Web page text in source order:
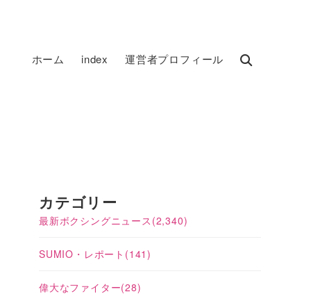
ホーム index 運営者プロフィール
カテゴリー
最新ボクシングニュース (2,340)
SUMIO・レポート (141)
偉大なファイター(28)